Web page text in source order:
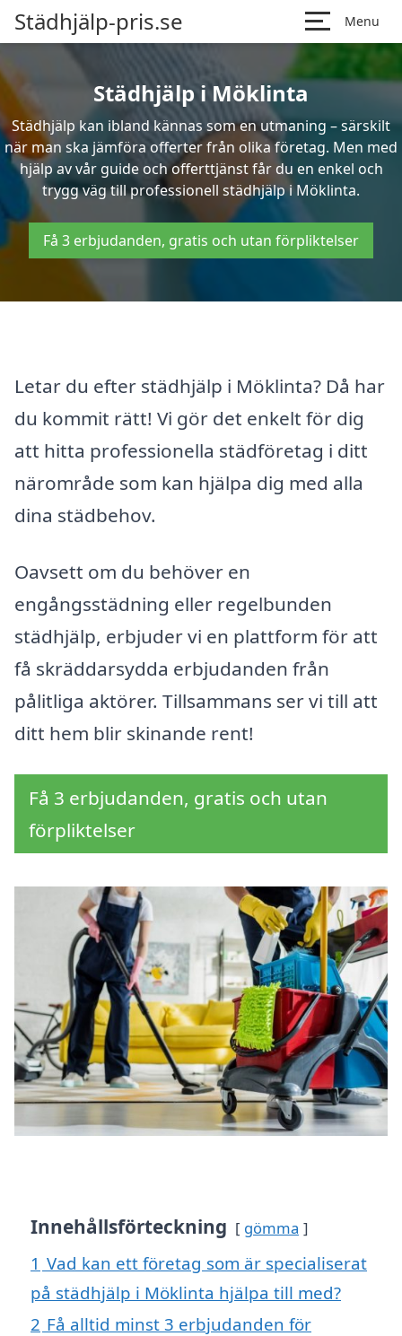
Städhjälp-pris.se Menu
Städhjälp i Möklinta
Städhjälp kan ibland kännas som en utmaning – särskilt
när man ska jämföra offerter från olika företag. Men med
hjälp av vår guide och offerttjänst får du en enkel och
trygg väg till professionell städhjälp i Möklinta.
Få 3 erbjudanden, gratis och utan förpliktelser
Letar du efter städhjälp i Möklinta? Då har
du kommit rätt! Vi gör det enkelt för dig
att hitta professionella städföretag i ditt
närområde som kan hjälpa dig med alla
dina städbehov.
Oavsett om du behöver en
engångsstädning eller regelbunden
städhjälp, erbjuder vi en plattform för att
få skräddarsydda erbjudanden från
pålitliga aktörer. Tillsammans ser vi till att
ditt hem blir skinande rent!
Få 3 erbjudanden, gratis och utan
förpliktelser
Innehållsförteckning gömma
1 Vad kan ett företag som är specialiserat
på städhjälp i Möklinta hjälpa till med?
2 Få alltid minst 3 erbjudanden för